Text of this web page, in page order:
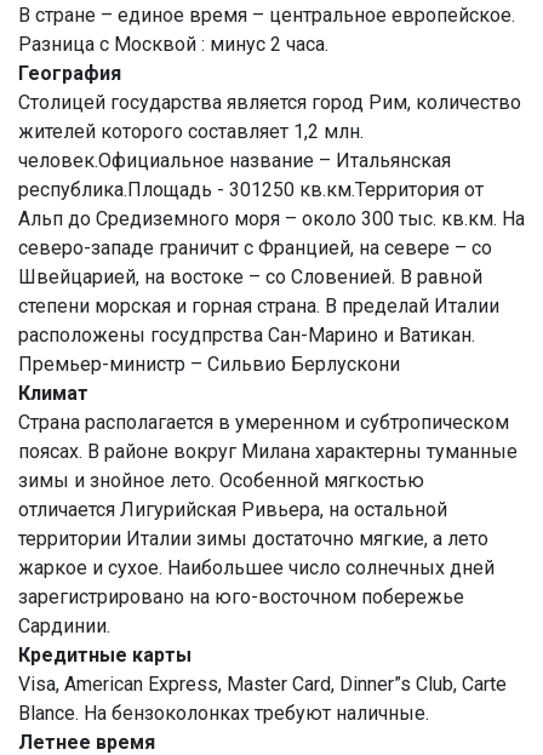
В стране – единое время – центральное европейское.
Разница с Москвой : минус 2 часа.
География
Столицей государства является город Рим, количество
жителей которого составляет 1,2 млн.
человек.Официальное название – Итальянская
республика.Площадь - 301250 кв.км.Территория от
Альп до Средиземного моря – около 300 тыс. кв.км. На
северо-западе граничит с Францией, на севере – со
Швейцарией, на востоке – со Словенией. В равной
степени морская и горная страна. В пределай Италии
расположены госудпрства Сан-Марино и Ватикан.
Премьер-министр – Сильвио Берлускони
Климат
Страна располагается в умеренном и субтропическом
поясах. В районе вокруг Милана характерны туманные
зимы и знойное лето. Особенной мягкостью
отличается Лигурийская Ривьера, на остальной
территории Италии зимы достаточно мягкие, а лето
жаркое и сухое. Наибольшее число солнечных дней
зарегистрировано на юго-восточном побережье
Сардинии.
Кредитные карты
Visa, American Express, Master Card, Dinner”s Club, Carte
Blance. На бензоколонках требуют наличные.
Летнее время